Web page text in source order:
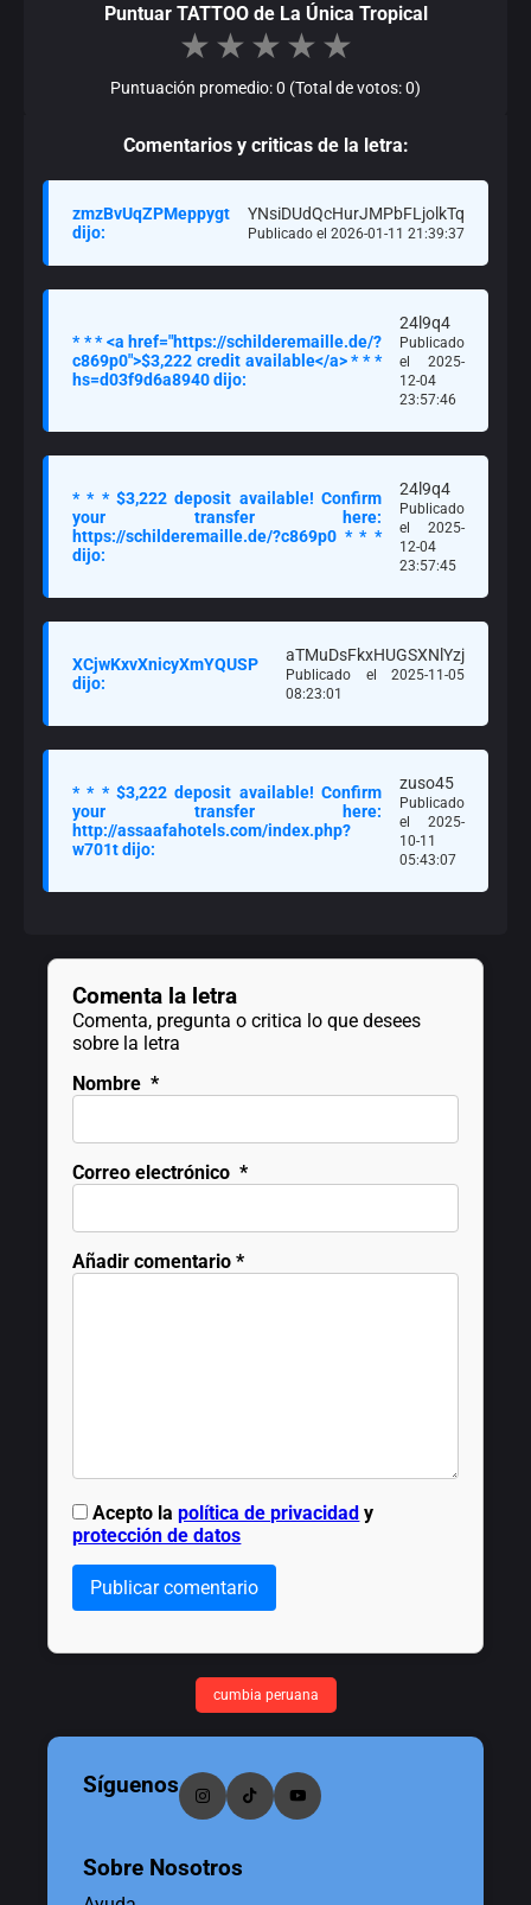
Puntuar TATTOO de La Única Tropical
★ ★ ★ ★ ★
Puntuación promedio: 0 (Total de votos: 0)
Comentarios y criticas de la letra:
zmzBvUqZPMeppygt
dijo:
YNsiDUdQcHurJMPbFLjolkTq
Publicado el 2026-01-11 21:39:37
* * * <a href="https://schilderemaille.de/?
c869p0">$3,222 credit available</a> * * *
hs=d03f9d6a8940 dijo:
24l9q4
Publicado
el 2025-
12-04
23:57:46
* * * $3,222 deposit available! Confirm
your transfer here:
https://schilderemaille.de/?c869p0 * * *
dijo:
24l9q4
Publicado
el 2025-
12-04
23:57:45
XCjwKxvXnicyXmYQUSP
dijo:
aTMuDsFkxHUGSXNlYzj
Publicado el 2025-11-05
08:23:01
* * * $3,222 deposit available! Confirm
your transfer here:
http://assaafahotels.com/index.php?
w701t dijo:
zuso45
Publicado
el 2025-
10-11
05:43:07
Comenta la letra
Comenta, pregunta o critica lo que desees
sobre la letra
Nombre *
Correo electrónico *
Añadir comentario *
Acepto lapolítica de privacidad y
protección de datos
Publicar comentario
cumbia peruana
Síguenos
Sobre Nosotros